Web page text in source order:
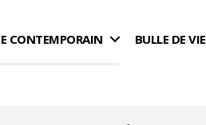
CONTEMPORAIN BULLE DE VIE